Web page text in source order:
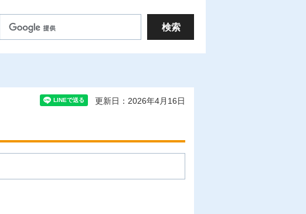
更新日：2026年4月16日